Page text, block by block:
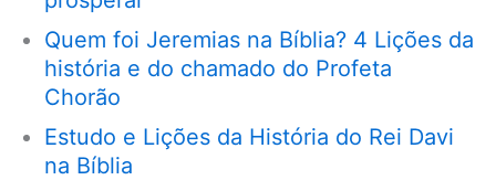
Quem foi Jeremias na Bíblia? 4 Lições da
história e do chamado do Profeta
Chorão
Estudo e Lições da História do Rei Davi
na Bíblia